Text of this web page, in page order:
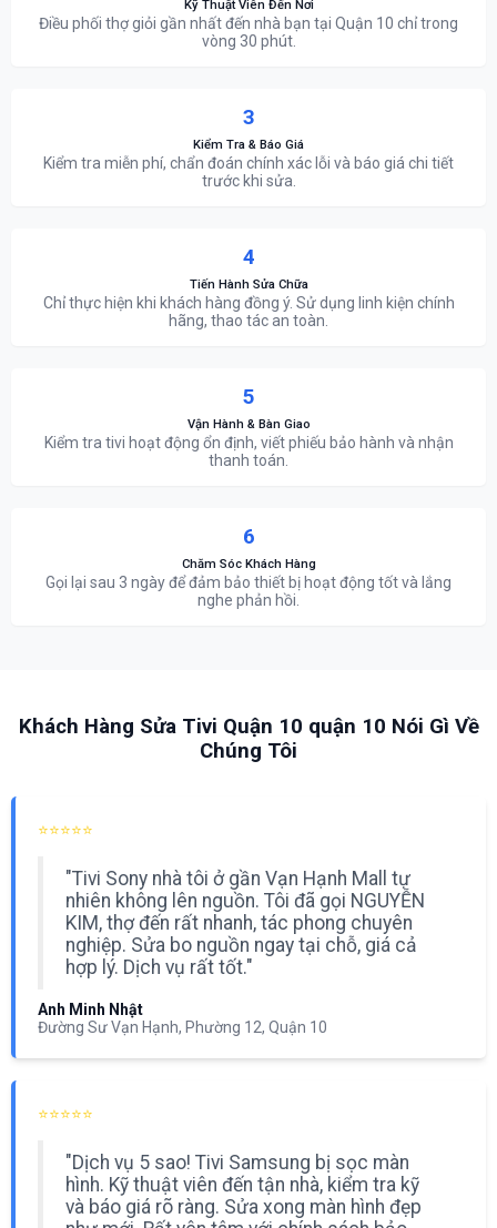
Kỹ Thuật Viên Đến Nơi
Điều phối thợ giỏi gần nhất đến nhà bạn tại Quận 10 chỉ trong
vòng 30 phút.
3
Kiểm Tra & Báo Giá
Kiểm tra miễn phí, chẩn đoán chính xác lỗi và báo giá chi tiết
trước khi sửa.
4
Tiến Hành Sửa Chữa
Chỉ thực hiện khi khách hàng đồng ý. Sử dụng linh kiện chính
hãng, thao tác an toàn.
5
Vận Hành & Bàn Giao
Kiểm tra tivi hoạt động ổn định, viết phiếu bảo hành và nhận
thanh toán.
6
Chăm Sóc Khách Hàng
Gọi lại sau 3 ngày để đảm bảo thiết bị hoạt động tốt và lắng
nghe phản hồi.
Khách Hàng Sửa Tivi Quận 10 quận 10 Nói Gì Về
Chúng Tôi
⭐⭐⭐⭐⭐
"Tivi Sony nhà tôi ở gần Vạn Hạnh Mall tự
nhiên không lên nguồn. Tôi đã gọi NGUYỄN
KIM, thợ đến rất nhanh, tác phong chuyên
nghiệp. Sửa bo nguồn ngay tại chỗ, giá cả
hợp lý. Dịch vụ rất tốt."
Anh Minh Nhật
Đường Sư Vạn Hạnh, Phường 12, Quận 10
⭐⭐⭐⭐⭐
"Dịch vụ 5 sao! Tivi Samsung bị sọc màn
hình. Kỹ thuật viên đến tận nhà, kiểm tra kỹ
và báo giá rõ ràng. Sửa xong màn hình đẹp